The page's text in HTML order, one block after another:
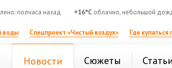
полчаса назад +16°C облачно, небольшой
воды Спецпроект «Чистый воздух» Где купаться
Новости Сюжеты Статьи